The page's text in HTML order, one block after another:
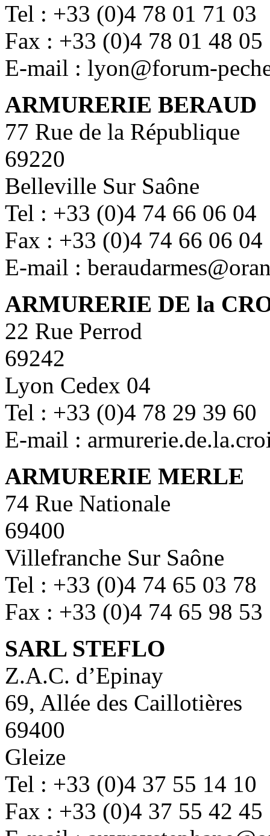
Tel : +33 (0)4 78 01 71 03
Fax : +33 (0)4 78 01 48 05
E-mail : lyon@forum-
ARMURERIE BERAUD
77 Rue de la République
69220
Belleville Sur Saône
Tel : +33 (0)4 74 66 06 04
Fax : +33 (0)4 74 66 06 04
E-mail :
ARMURERIE DE la
22 Rue Perrod
69242
Lyon Cedex 04
Tel : +33 (0)4 78 29 39 60
E-mail :
ARMURERIE MERLE
74 Rue Nationale
69400
Villefranche Sur Saône
Tel : +33 (0)4 74 65 03 78
Fax : +33 (0)4 74 65 98 53
SARL STEFLO
Z.A.C. d’Epinay
69, Allée des Caillotières
69400
Gleize
Tel : +33 (0)4 37 55 14 10
Fax : +33 (0)4 37 55 42 45